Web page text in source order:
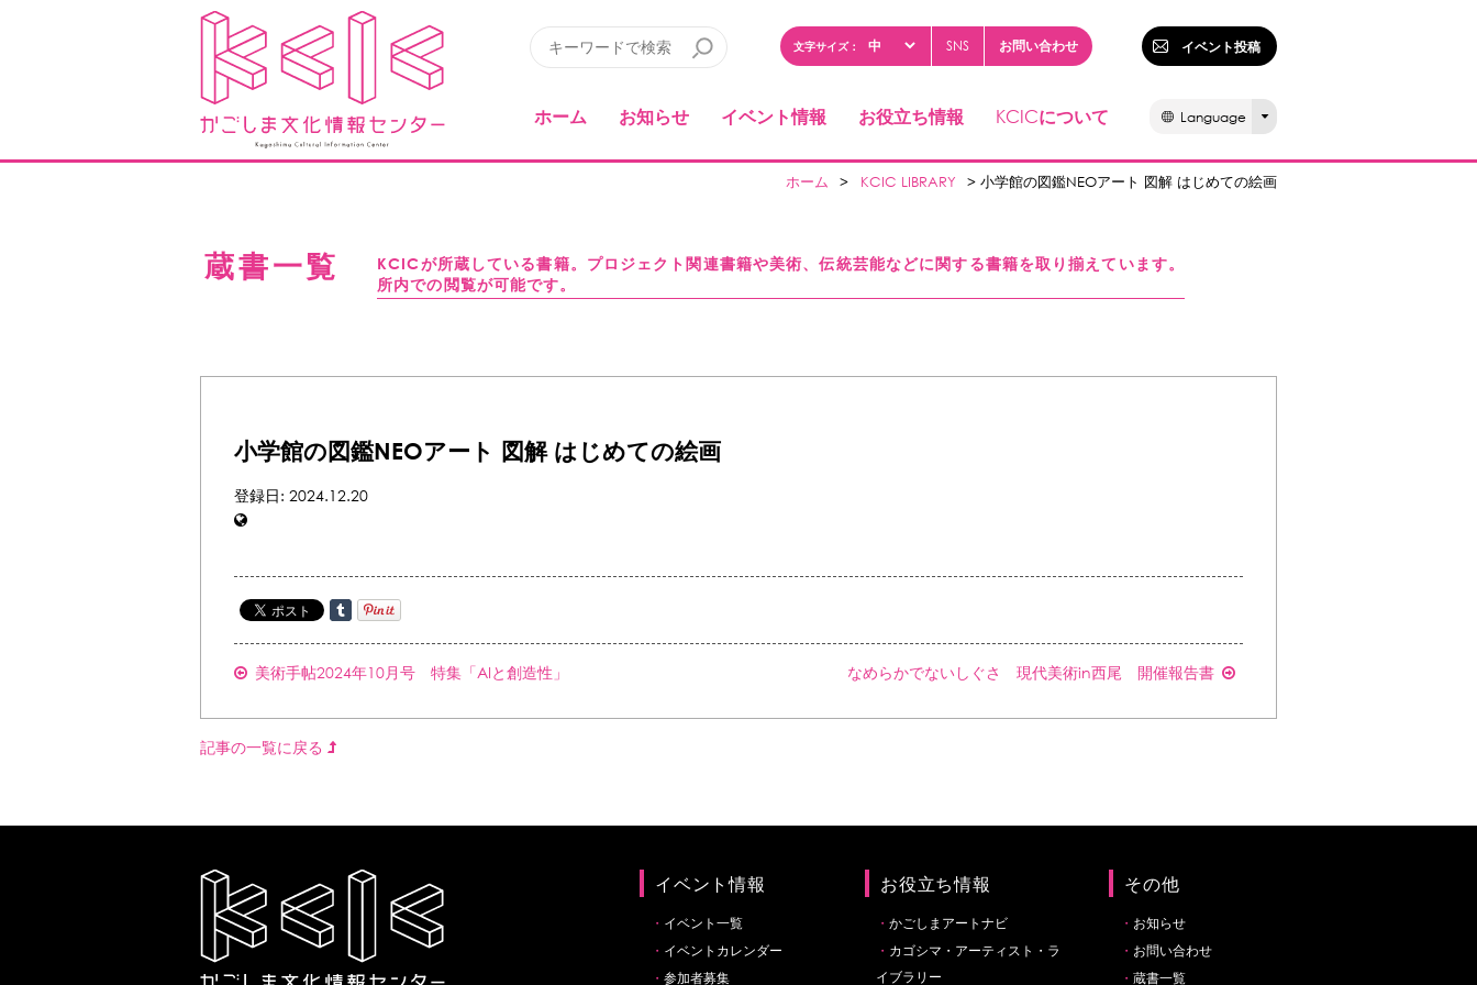
文字サイズ： SNS お問い合わせ イベント投稿
ホーム お知らせ イベント情報 お役立ち情報 KCICについて Language
ホーム > KCIC LIBRARY > 小学館の図鑑NEOアート 図解 はじめての絵画
蔵書一覧
KCICが所蔵している書籍。プロジェクト関連書籍や美術、伝統芸能などに関する書籍を取り揃えています。
所内での閲覧が可能です。
小学館の図鑑NEOアート 図解 はじめての絵画
登録日: 2024.12.20
美術手帖2024年10月号 特集「AIと創造性」 なめらかでないしぐさ 現代美術in西尾 開催報告書
記事の一覧に戻る
イベント情報
イベント一覧
イベントカレンダー
参加者募集
お役立ち情報
かごしまアートナビ
カゴシマ・アーティスト・ラ
イブラリー
その他
お知らせ
お問い合わせ
蔵書一覧